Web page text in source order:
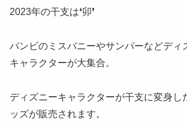
2023年の干支は❛卯❜
バンビのミスバニーやサンパーなどディ
キャラクターが大集合。
ディズニーキャラクターが干支に変身し
ッズが販売されます。